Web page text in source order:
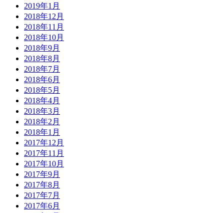
2019年1月
2018年12月
2018年11月
2018年10月
2018年9月
2018年8月
2018年7月
2018年6月
2018年5月
2018年4月
2018年3月
2018年2月
2018年1月
2017年12月
2017年11月
2017年10月
2017年9月
2017年8月
2017年7月
2017年6月